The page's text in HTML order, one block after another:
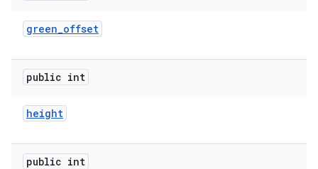
green_offset
public int
height
public int